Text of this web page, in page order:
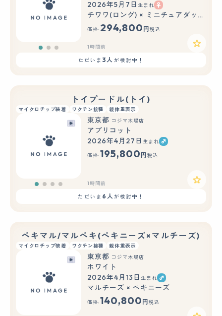
もっと見る
2026年5月7日 生まれ
チワワ(ロング) × ミニチュアダックスフンド(ロング)
価格: 294,800 円 税込
1時間前
ただいま3人 が検討中！
トイプードル(トイ)
マイクロチップ装着 ワクチン接種 親体重表示
東京都 コジマ木場店
アプリコット
2026年4月27日 生まれ
価格:195,800 円 税込
1時間前
ただいま 6人が検討中！
ペキマル/マルペキ(ペキニーズ×マルチーズ)
マイクロチップ装着 ワクチン接種 親体重表示
東京都 コジマ木場店
ホワイト
2026年4月13日 生まれ
マルチーズ × ペキニーズ
価格:140,800 円 税込